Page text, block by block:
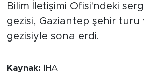
Bilim İletişimi Ofisi'ndeki sergi
gezisi, Gaziantep şehir turu
gezisiyle sona erdi.
Kaynak: İHA